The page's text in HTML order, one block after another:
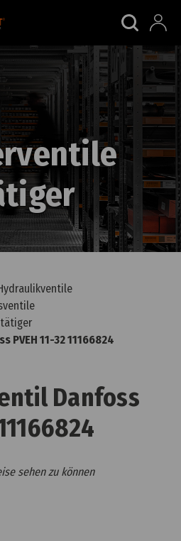
11-32 11166824
Danfoss
sehen zu können